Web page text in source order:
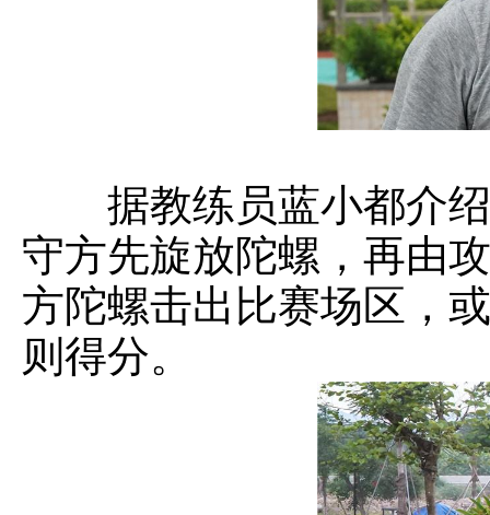
据教练员蓝小都介绍
守方先旋放陀螺，再由
方陀螺击出比赛场区，
则得分。